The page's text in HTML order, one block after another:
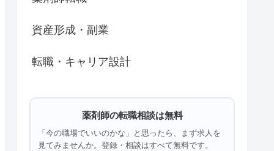
資産形成・副業
転職・キャリア設計
薬剤師の転職相談は無料
「今の職場でいいのかな」と思ったら、まず求人を
見てみませんか。登録・相談はすべて無料です。